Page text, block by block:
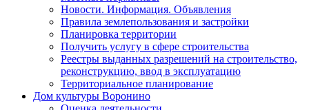
Новости. Информация. Объявления
Правила землепользования и застройки
Планировка территории
Получить услугу в сфере строительства
Реестры выданных разрешений на строительство,
реконструкцию, ввод в эксплуатацию
Территориальное планирование
Дом культуры Воронино